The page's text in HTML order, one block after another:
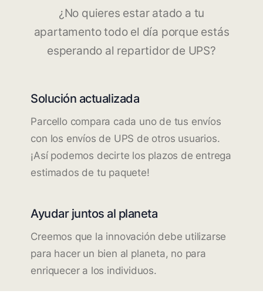
¿No quieres estar atado a tu
apartamento todo el día porque estás
esperando al repartidor de UPS?
Solución actualizada
Parcello compara cada uno de tus envíos
con los envíos de UPS de otros usuarios.
¡Así podemos decirte los plazos de entrega
estimados de tu paquete!
Ayudar juntos al planeta
Creemos que la innovación debe utilizarse
para hacer un bien al planeta, no para
enriquecer a los individuos.